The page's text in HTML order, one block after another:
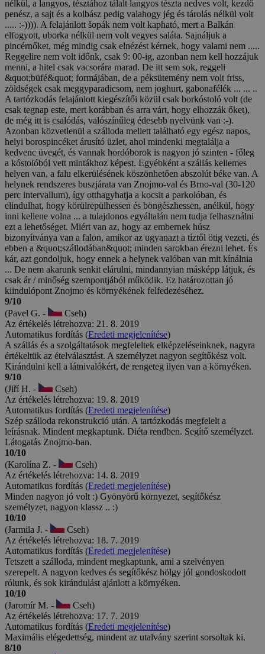
nélkül, a langyos, tésztához tálalt langyos tészta nedves volt, kezdő
penész, a sajt és a kolbász pedig valahogy jég és tárolás nélkül volt
..... :-)))). A felajánlott šopák nem volt kapható, mert a Balkán
elfogyott, uborka nélkül nem volt vegyes saláta. Sajnáljuk a
pincérnőket, még mindig csak elnézést kérnek, hogy valami nem .....
Reggelire nem volt időnk, csak 9: 00-ig, azonban nem kell hozzájuk
menni, a hitel csak vacsorára marad. De itt sem sok, reggeli
&quot;büfé&quot; formájában, de a péksütemény nem volt friss,
zöldségek csak meggyparadicsom, nem joghurt, gabonafélék ... ... ..
A tartózkodás felajánlott kiegészítői közül csak borkóstoló volt (de
csak tegnap este, mert korábban és arra várt, hogy elhozzák őket),
de még itt is csalódás, valószínűleg édesebb nyelvünk van :-).
Azonban közvetlenül a szálloda mellett található egy egész napos,
helyi borospincéket árusító üzlet, ahol mindenki megtalálja a
kedvenc üvegét, és vannak hordóborok is nagyon jó szinten - főleg
a kóstolóból vett mintákhoz képest. Egyébként a szállás kellemes
helyen van, a falu elkerülésének köszönhetően abszolút béke van. A
helynek rendszeres buszjárata van Znojmo-val és Brno-val (30-120
perc intervallum), így otthagyhatja a kocsit a parkolóban, és
elindulhat, hogy körülrepülhessen és böngészhessen, anélkül, hogy
inni kellene volna ... a tulajdonos egyáltalán nem tudja felhasználni
ezt a lehetőséget. Miért van az, hogy az embernek húsz
bizonyítványa van a falon, amikor az ugyanazt a tíztől ötig vezeti, és
ebben a &quot;szállodában&quot; minden sarokban érezni lehet. És
kár, azt gondoljuk, hogy ennek a helynek valóban van mit kínálnia
... De nem akarunk senkit elárulni, mindannyian másképp látjuk, és
csak ár / minőség szempontjából működik. Ez határozottan jó
kiindulópont Znojmo és környékének felfedezéséhez.
9/10
(Pavel G. -
Cseh)
Az értékelés létrehozva: 21. 8. 2019
Automatikus fordítás (Eredeti megjelenítése)
A szállás és a szolgáltatások megfeleltek elképzeléseinknek, nagyra
értékeltük az ételválasztást. A személyzet nagyon segítőkész volt.
Kirándulni kell a látnivalókért, de rengeteg ilyen van a környéken.
9/10
(Jiří H. -
Cseh)
Az értékelés létrehozva: 19. 8. 2019
Automatikus fordítás (Eredeti megjelenítése)
Szép szálloda rekonstrukció után. A tartózkodás megfelelt a
leírásnak. Mindent megkaptunk. Diéta rendben. Segítő személyzet.
Látogatás Znojmo-ban.
10/10
(Karolína Z. -
Cseh)
Az értékelés létrehozva: 14. 8. 2019
Automatikus fordítás (Eredeti megjelenítése)
Minden nagyon jó volt :) Gyönyörű környezet, segítőkész
személyzet, nagyon klassz .. :)
10/10
(Jarmila J. -
Cseh)
Az értékelés létrehozva: 18. 7. 2019
Automatikus fordítás (Eredeti megjelenítése)
Tetszett a szálloda, mindent megkaptunk, ami a szelvényen
szerepelt. A nagyon kedves és segítőkész hölgy jól gondoskodott
rólunk, és sok kirándulást ajánlott a környéken.
10/10
(Jaromír M. -
Cseh)
Az értékelés létrehozva: 17. 7. 2019
Automatikus fordítás (Eredeti megjelenítése)
Maximális elégedettség, mindent az utalvány szerint sorsoltak ki.
8/10